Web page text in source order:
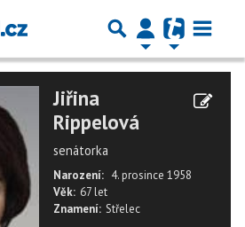
Jiřina
Rippelová
senátorka
Narození: 4. prosince 1958
Věk: 67 let
Znamení: Střelec